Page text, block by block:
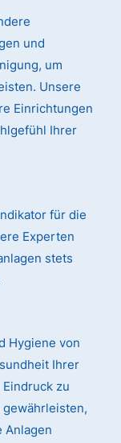
und
um
Unsere
Einrichtungen
Ihrer
für die
Experten
stets
Hygiene von
Ihrer
zu
Anlagen